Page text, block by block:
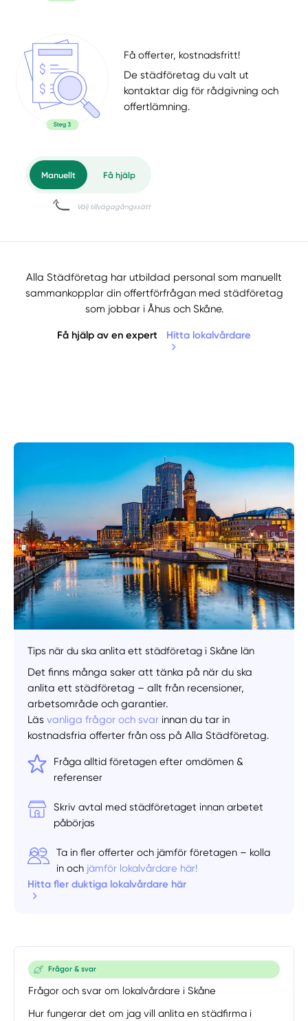
Få offerter, kostnadsfritt!
De städföretag du valt ut
kontaktar dig för rådgivning och
offertlämning.
Manuellt Få hjälp
Välj tillvägagångssätt
Alla Städföretag har utbildad personal som manuellt
sammankopplar din offertförfrågan med städföretag
som jobbar i Åhus och Skåne.
Få hjälp av en expert Hitta lokalvårdare
Tips när du ska anlita ett städföretag i Skåne län
Det finns många saker att tänka på när du ska
anlita ett städföretag – allt från recensioner,
arbetsområde och garantier.
Läsvanliga frågor och svar innan du tar in
kostnadsfria offerter från oss på Alla Städföretag.
Fråga alltid företagen efter omdömen &
referenser
Skriv avtal med städföretaget innan arbetet
påbörjas
Ta in fler offerter och jämför företagen – kolla
in och jämför lokalvårdare här!
Hitta fler duktiga lokalvårdare här
Frågor & svar
Frågor och svar om lokalvårdare i Skåne
Hur fungerar det om jag vill anlita en städfirma i